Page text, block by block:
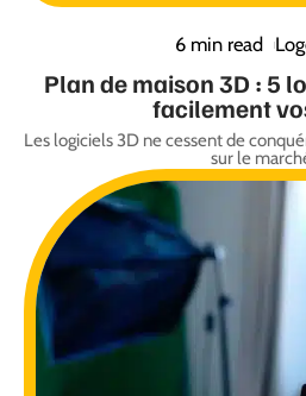
6 min read
Plan de maison 3D : 5
facilement
Les logiciels 3D ne cessent de
sur le